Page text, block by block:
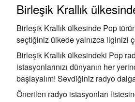
Birleşik Krallık
Birleşik Krallık ülkesinde Pop
seçtiğiniz ülkede yalnızca ilginizi
Birleşik Krallık ülkesindeki Pop
istasyonlarınızı dünyanın her
başlayalım! Sevdiğiniz radyo
Önerilen radyo istasyonları